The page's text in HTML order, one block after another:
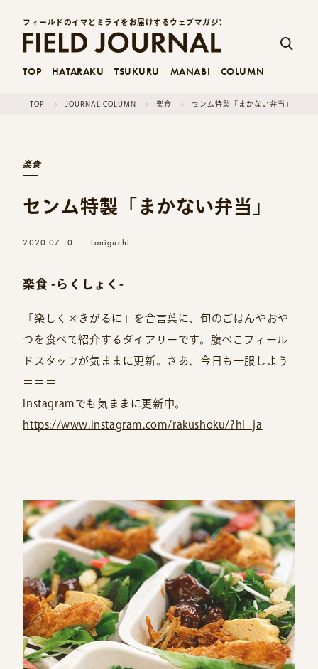
フィールドのイマとミライをお届けするウェブマガジン
TOP HATARAKU TSUKURU MANABI COLUMN
TOP JOURNAL COLUMN 楽食 センム特製「まかない弁当」
楽食
センム特製「まかない弁当」
2020.07.10 taniguchi
楽食 -らくしょく-
「楽しく×きがるに」を合言葉に、旬のごはんやおや
つを食べて紹介するダイアリーです。腹ぺこフィール
ドスタッフが気ままに更新。さあ、今日も一服しよう
＝＝＝
Instagramでも気ままに更新中。
https://www.instagram.com/rakushoku/?hl=ja